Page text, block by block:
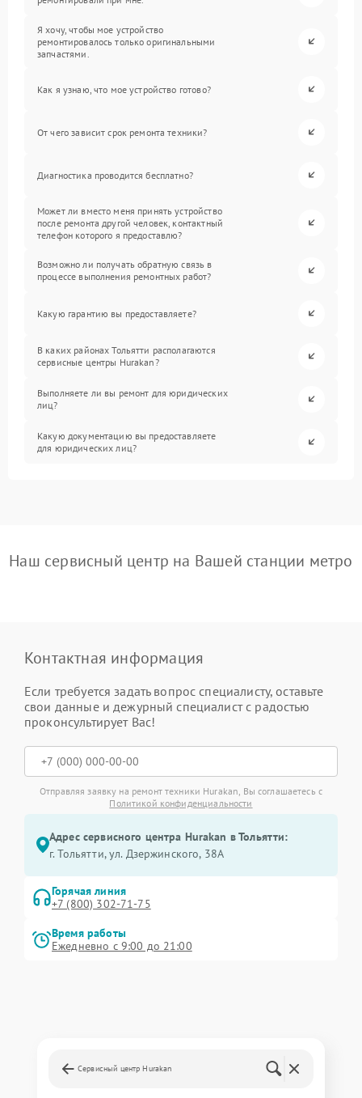
Я хочу, чтобы мое устройство
ремонтировалось только оригинальными
запчастями.
Как я узнаю, что мое устройство готово?
От чего зависит срок ремонта техники?
Диагностика проводится бесплатно?
Может ли вместо меня принять устройство
после ремонта другой человек, контактный
телефон которого я предоставлю?
Возможно ли получать обратную связь в
процессе выполнения ремонтных работ?
Какую гарантию вы предоставляете?
В каких районах Тольятти располагаются
сервисные центры Hurakan?
Выполняете ли вы ремонт для юридических
лиц?
Какую документацию вы предоставляете
для юридических лиц?
Наш сервисный центр на Вашей станции метро
Контактная информация
Если требуется задать вопрос специалисту, оставьте
свои данные и дежурный специалист с радостью
проконсультирует Вас!
Отправляя заявку на ремонт техники Hurakan, Вы соглашаетесь с
Политикой конфиденциальности
Адрес сервисного центра Hurakan в Тольятти:
г. Тольятти, ул. Дзержинского, 38А
Горячая линия
+7 (800) 302-71-75
Время работы
Ежедневно с 9:00 до 21:00
Сервисный центр Hurakan